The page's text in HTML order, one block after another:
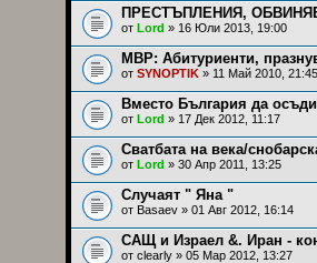
ПРЕСТЪПЛЕНИЯ,
от Lord » 16 Юли 2013, 19:00
МВР: Абитуриенти,
от SYNOPTIK » 11 Май 2010, 21:45
Вместо България да
от Lord » 17 Дек 2012, 11:17
Сватбата на века/
от Lord » 30 Апр 2011, 13:25
Случаят " Яна "
от Basaev » 01 Авг 2012, 16:14
САЩ и Израел &. Иран -
от clearly » 05 Мар 2012, 13:27